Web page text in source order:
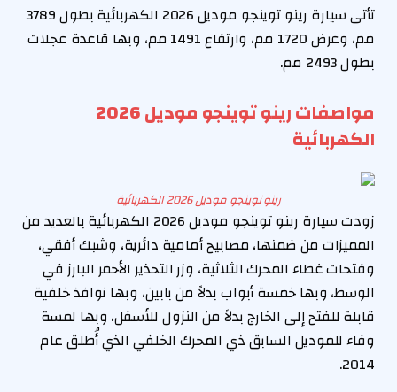
تأتى سيارة رينو توينجو موديل 2026 الكهربائية بطول 3789
مم، وعرض 1720 مم، وارتفاع 1491 مم، وبها قاعدة عجلات
بطول 2493 مم.
مواصفات رينو توينجو موديل 2026
الكهربائية
رينو توينجو موديل 2026 الكهربائية
زودت سيارة رينو توينجو موديل 2026 الكهربائية بالعديد من
المميزات من ضمنها، مصابيح أمامية دائرية، وشبك أفقي،
وفتحات غطاء المحرك الثلاثية، وزر التحذير الأحمر البارز في
الوسط، وبها خمسة أبواب بدلاً من بابين، وبها نوافذ خلفية
قابلة للفتح إلى الخارج بدلاً من النزول للأسفل، وبها لمسة
وفاء للموديل السابق ذي المحرك الخلفي الذي أُطلق عام
2014.